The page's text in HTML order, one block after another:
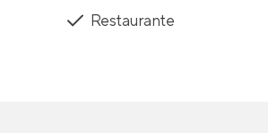
Restaurante